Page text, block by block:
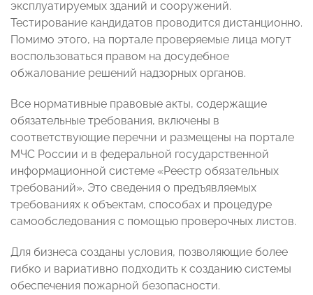
эксплуатируемых зданий и сооружений.
Тестирование кандидатов проводится дистанционно.
Помимо этого, на портале проверяемые лица могут
воспользоваться правом на досудебное
обжалование решений надзорных органов.
Все нормативные правовые акты, содержащие
обязательные требования, включены в
соответствующие перечни и размещены на портале
МЧС России и в федеральной государственной
информационной системе «Реестр обязательных
требований». Это сведения о предъявляемых
требованиях к объектам, способах и процедуре
самообследования с помощью проверочных листов.
Для бизнеса созданы условия, позволяющие более
гибко и вариативно подходить к созданию системы
обеспечения пожарной безопасности.